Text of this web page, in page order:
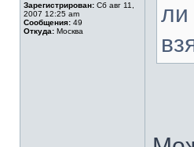
Зарегистрирован: Сб авг 11,
2007 12:25 am
Сообщения: 49
Откуда: Москва
ли